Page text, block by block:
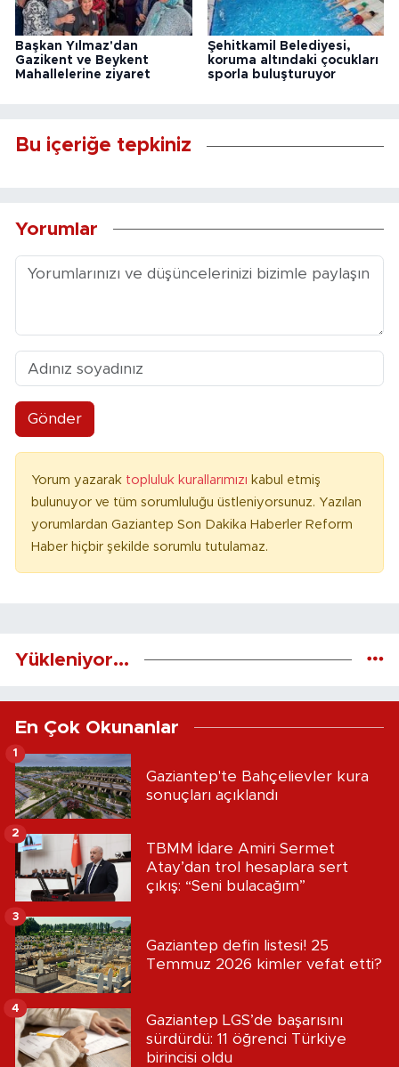
Başkan Yılmaz'dan
Gazikent ve Beykent
Mahallelerine ziyaret
Şehitkamil Belediyesi,
koruma altındaki çocukları
sporla buluşturuyor
Bu içeriğe tepkiniz
Yorumlar
Gönder
Yorum yazarak topluluk kurallarımızı kabul etmiş
bulunuyor ve tüm sorumluluğu üstleniyorsunuz. Yazılan
yorumlardan Gaziantep Son Dakika Haberler Reform
Haber hiçbir şekilde sorumlu tutulamaz.
Yükleniyor...
En Çok Okunanlar
Gaziantep'te Bahçelievler kura
sonuçları açıklandı
1
TBMM İdare Amiri Sermet
Atay’dan trol hesaplara sert
çıkış: “Seni bulacağım”
2
Gaziantep defin listesi! 25
Temmuz 2026 kimler vefat etti?
3
Gaziantep LGS’de başarısını
sürdürdü: 11 öğrenci Türkiye
birincisi oldu
4